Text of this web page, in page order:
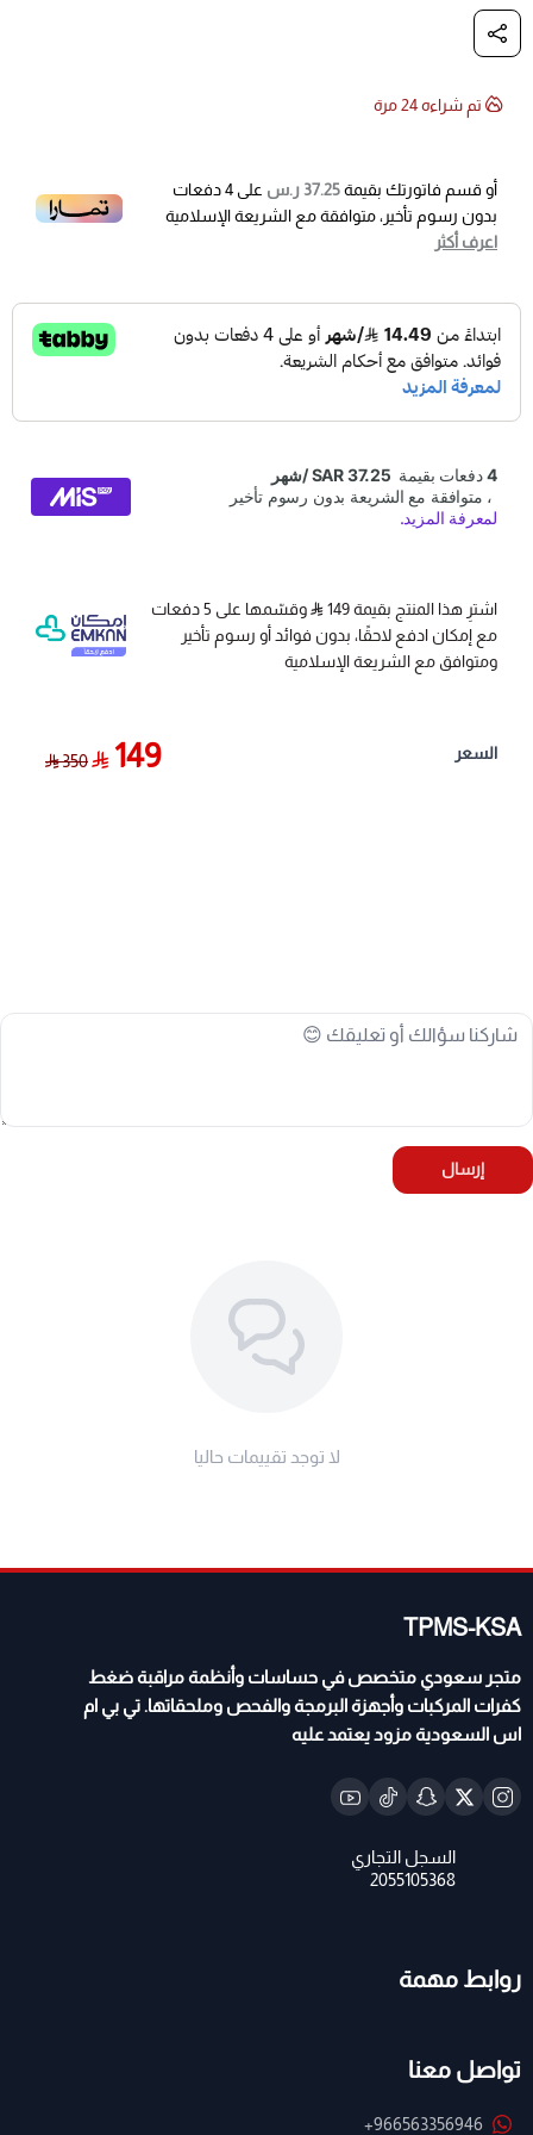
السيارة صوت منبه (بوق) لتأكيد اقتران الإطار، ثم انتقل
جهاز برمجة حساسات جمس, جهاز برمجة حساسات شفرولية,
لينكون, جهاز برمجة حساس كفرات ميركوري
تم شراءه24مرة
أو قسم فاتورتك بقيمة37.25 ر.س على 4دفعات
بدون رسوم تأخير، متوافقة مع الشريعة الإسلامية
اعرف أكثر
اشترِ هذا المنتج بقيمة 149
وقسّمها على 5 دفعات
مع إمكان ادفع لاحقًا، بدون فوائد أو رسوم تأخير
ومتوافق مع الشريعة الإسلامية
السعر 149
350
إرسال
لا توجد تقييمات حاليا
TPMS-KSA
متجر سعودي متخصص في حساسات وأنظمة مراقبة ضغط
كفرات المركبات وأجهزة البرمجة والفحص وملحقاتها. تي بي ام
اس السعودية مزود يعتمد عليه
روابط مهمة
تواصل معنا
+966563356946